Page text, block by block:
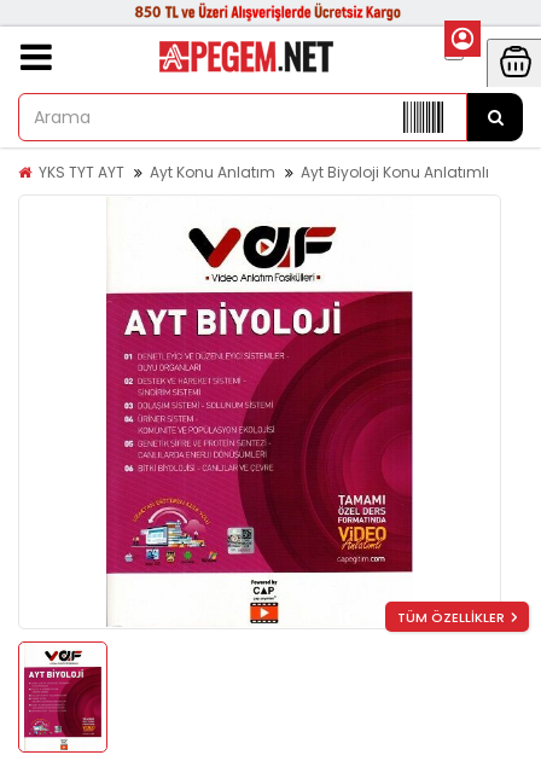
YKS TYT AYT Ayt Konu Anlatım Ayt Biyoloji Konu Anlatımlı
TÜM ÖZELLİKLER